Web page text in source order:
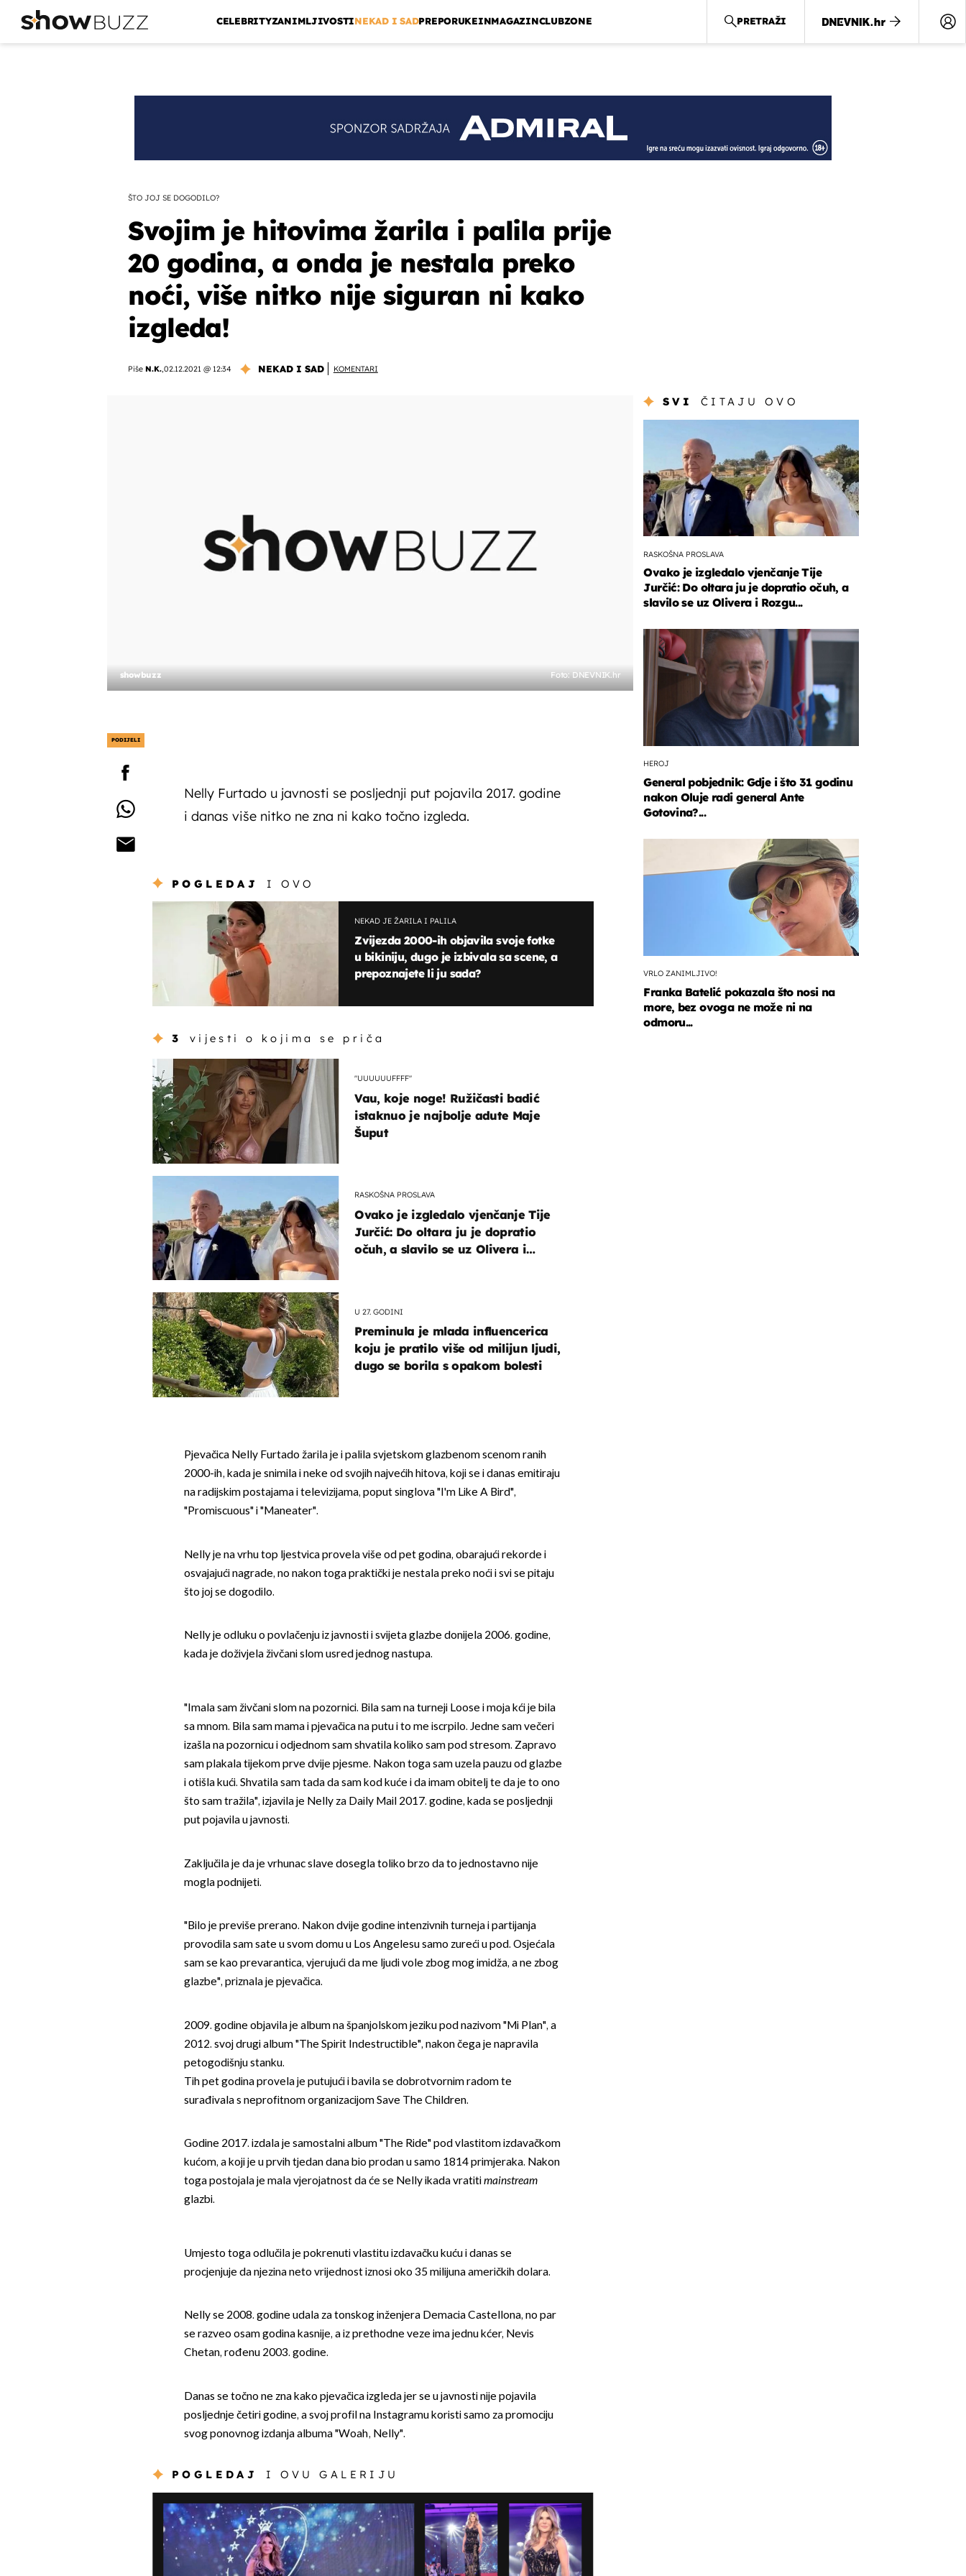
CELEBRITYZANIMLJIVOSTINEKAD I SADPREPORUKEINMAGAZINCLUBZONE PRETRAŽI
ŠTO JOJ SE DOGODILO?
Svojim je hitovima žarila i palila prije
20 godina, a onda je nestala preko
noći, više nitko nije siguran ni kako
izgleda!
Piše N.K.,02.12.2021 @ 12:34 NEKAD I SAD KOMENTARI
showbuzz Foto: DNEVNIK.hr
PODIJELI
Nelly Furtado u javnosti se posljednji put pojavila 2017. godine
i danas više nitko ne zna ni kako točno izgleda.
POGLEDAJ I OVO
NEKAD JE ŽARILA I PALILA
Zvijezda 2000-ih objavila svoje fotke
u bikiniju, dugo je izbivala sa scene, a
prepoznajete li ju sada?
3 vijesti o kojima se priča
"UUUUUUFFFF"
Vau, koje noge! Ružičasti badić
istaknuo je najbolje adute Maje
Šuput
RASKOŠNA PROSLAVA
Ovako je izgledalo vjenčanje Tije
Jurčić: Do oltara ju je dopratio
očuh, a slavilo se uz Olivera i
U 27. GODINI
Preminula je mlada influencerica
koju je pratilo više od milijun ljudi,
dugo se borila s opakom bolesti
Pjevačica Nelly Furtado žarila je i palila svjetskom glazbenom scenom ranih
2000-ih, kada je snimila i neke od svojih najvećih hitova, koji se i danas emitiraju
na radijskim postajama i televizijama, poput singlova "I'm Like A Bird",
"Promiscuous" i "Maneater".
Nelly je na vrhu top ljestvica provela više od pet godina, obarajući rekorde i
osvajajući nagrade, no nakon toga praktički je nestala preko noći i svi se pitaju
što joj se dogodilo.
Nelly je odluku o povlačenju iz javnosti i svijeta glazbe donijela 2006. godine,
kada je doživjela živčani slom usred jednog nastupa.
"Imala sam živčani slom na pozornici. Bila sam na turneji Loose i moja kći je bila
sa mnom. Bila sam mama i pjevačica na putu i to me iscrpilo. Jedne sam večeri
izašla na pozornicu i odjednom sam shvatila koliko sam pod stresom. Zapravo
sam plakala tijekom prve dvije pjesme. Nakon toga sam uzela pauzu od glazbe
i otišla kući. Shvatila sam tada da sam kod kuće i da imam obitelj te da je to ono
što sam tražila", izjavila je Nelly za Daily Mail 2017. godine, kada se posljednji
put pojavila u javnosti.
Zaključila je da je vrhunac slave dosegla toliko brzo da to jednostavno nije
mogla podnijeti.
"Bilo je previše prerano. Nakon dvije godine intenzivnih turneja i partijanja
provodila sam sate u svom domu u Los Angelesu samo zureći u pod. Osjećala
sam se kao prevarantica, vjerujući da me ljudi vole zbog mog imidža, a ne zbog
glazbe", priznala je pjevačica.
2009. godine objavila je album na španjolskom jeziku pod nazivom "Mi Plan", a
2012. svoj drugi album "The Spirit Indestructible", nakon čega je napravila
petogodišnju stanku.
Tih pet godina provela je putujući i bavila se dobrotvornim radom te
surađivala s neprofitnom organizacijom Save The Children.
Godine 2017. izdala je samostalni album "The Ride" pod vlastitom izdavačkom
kućom, a koji je u prvih tjedan dana bio prodan u samo 1814 primjeraka. Nakon
toga postojala je mala vjerojatnost da će se Nelly ikada vratitimainstream
glazbi.
Umjesto toga odlučila je pokrenuti vlastitu izdavačku kuću i danas se
procjenjuje da njezina neto vrijednost iznosi oko 35 milijuna američkih dolara.
Nelly se 2008. godine udala za tonskog inženjera Demacia Castellona, no par
se razveo osam godina kasnije, a iz prethodne veze ima jednu kćer, Nevis
Chetan, rođenu 2003. godine.
Danas se točno ne zna kako pjevačica izgleda jer se u javnosti nije pojavila
posljednje četiri godine, a svoj profil na Instagramu koristi samo za promociju
svog ponovnog izdanja albuma "Woah, Nelly".
POGLEDAJ I OVU GALERIJU
SVI ČITAJU OVO
RASKOŠNA PROSLAVA
Ovako je izgledalo vjenčanje Tije
Jurčić: Do oltara ju je dopratio očuh, a
slavilo se uz Olivera i Rozgu...
HEROJ
General pobjednik: Gdje i što 31 godinu
nakon Oluje radi general Ante
Gotovina?...
VRLO ZANIMLJIVO!
Franka Batelić pokazala što nosi na
more, bez ovoga ne može ni na
odmoru...
OMOGUĆI OBAVIJESTI